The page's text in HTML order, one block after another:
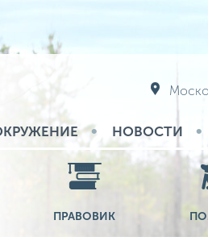
НОВОСТИ
ПРАВОВИК